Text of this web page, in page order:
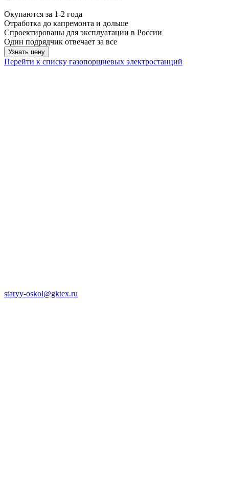
Окупаются за 1-2 года
Отработка до капремонта и дольше
Спроектированы для эксплуатации в России
Один подрядчик отвечает за все
Узнать цену
Перейти к списку газопорщневых электростанций
staryy-oskol@gktex.ru